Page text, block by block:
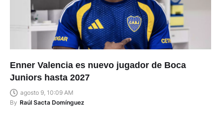
Enner Valencia es nuevo jugador de Boca
Juniors hasta 2027
agosto 9, 10:09 AM
By Raúl Sacta Domínguez